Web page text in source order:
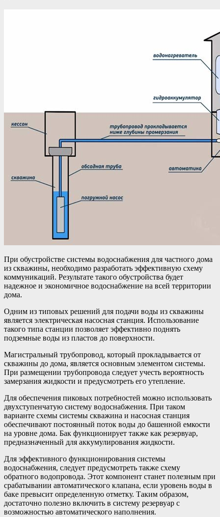
При обустройстве системы водоснабжения для частного дома
из скважины, необходимо разработать эффективную схему
коммуникаций. Результате такого обустройства будет
надежное и экономичное водоснабжение на всей территории
дома.
Одним из типовых решений для подачи воды из скважины
является электрическая насосная станция. Использование
такого типа станции позволяет эффективно поднять
подземные воды из пластов до поверхности.
Магистральный трубопровод, который прокладывается от
скважины до дома, является основным элементом системы.
При размещении трубопровода следует учесть вероятность
замерзания жидкости и предусмотреть его утепление.
Для обеспечения пиковых потребностей можно использовать
двухступенчатую систему водоснабжения. При таком
варианте схемы системы скважина и насосная станция
обеспечивают постоянный поток воды до башенной емкости
на уровне дома. Бак функционирует также как резервуар,
предназначенный для аккумулирования жидкости.
Для эффективного функционирования системы
водоснабжения, следует предусмотреть также схему
обратного водопровода. Этот компонент станет полезным при
срабатывании автоматического клапана, если уровень воды в
баке превысит определенную отметку. Таким образом,
достаточно полезно включить в систему резервуар с
возможностью автоматического наполнения.